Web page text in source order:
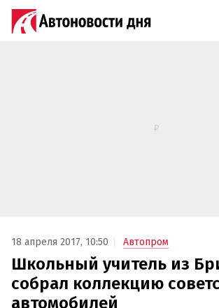
18 апреля 2017, 10:50 Автопром
Школьный учитель из
собрал коллекцию
автомобилей‍